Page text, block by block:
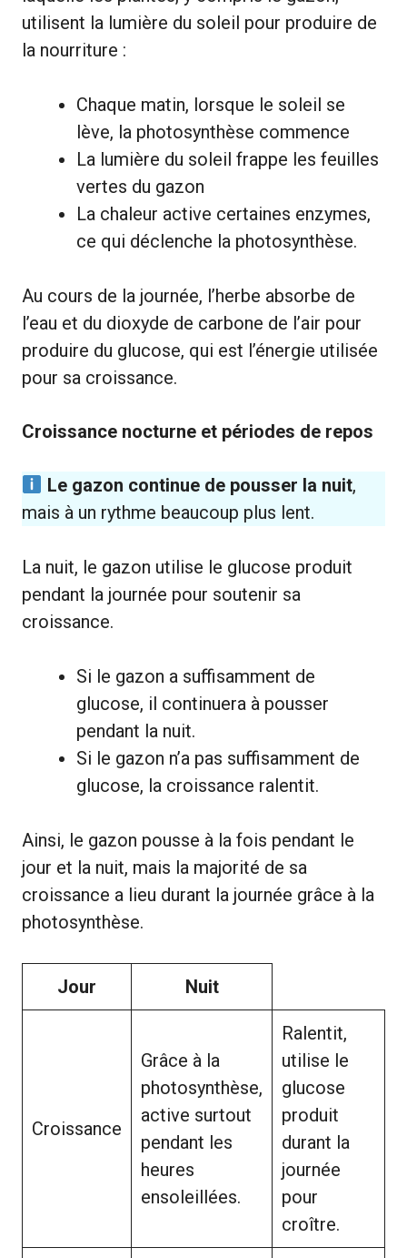
utilisent la lumière du soleil pour produire de
la nourriture :
Chaque matin, lorsque le soleil se
lève, la photosynthèse commence
La lumière du soleil frappe les feuilles
vertes du gazon
La chaleur active certaines enzymes,
ce qui déclenche la photosynthèse.
Au cours de la journée, l’herbe absorbe de
l’eau et du dioxyde de carbone de l’air pour
produire du glucose, qui est l’énergie utilisée
pour sa croissance.
Croissance nocturne et périodes de repos
Le gazon continue de pousser la nuit,
mais à un rythme beaucoup plus lent.
La nuit, le gazon utilise le glucose produit
pendant la journée pour soutenir sa
croissance.
Si le gazon a suffisamment de
glucose, il continuera à pousser
pendant la nuit.
Si le gazon n’a pas suffisamment de
glucose, la croissance ralentit.
Ainsi, le gazon pousse à la fois pendant le
jour et la nuit, mais la majorité de sa
croissance a lieu durant la journée grâce à la
photosynthèse.
Jour Nuit
Croissance
Grâce à la
photosynthèse,
active surtout
pendant les
heures
ensoleillées.
Ralentit,
utilise le
glucose
produit
durant la
journée
pour
croître.